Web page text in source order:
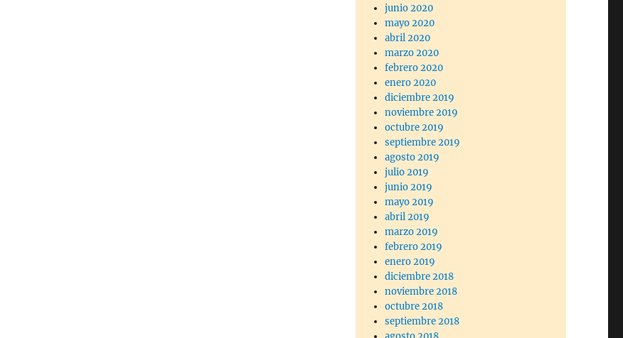
junio 2020
mayo 2020
abril 2020
marzo 2020
febrero 2020
enero 2020
diciembre 2019
noviembre 2019
octubre 2019
septiembre 2019
agosto 2019
julio 2019
junio 2019
mayo 2019
abril 2019
marzo 2019
febrero 2019
enero 2019
diciembre 2018
noviembre 2018
octubre 2018
septiembre 2018